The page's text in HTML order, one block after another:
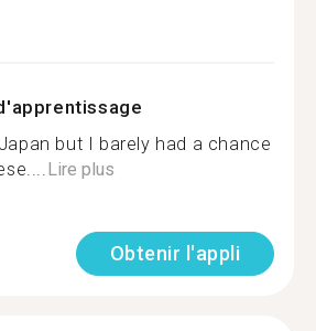
but I barely had a chance
Lire plus
Obtenir l'appli